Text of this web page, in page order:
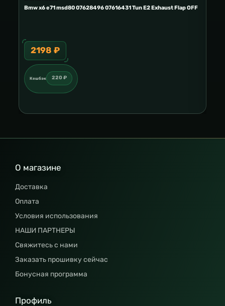
Bmw x6 e71 msd80 07628496 07616431 Tun E2 Exhaust Flap OFF
2198 ₽
Кешбэк 220 ₽
О магазине
Доставка
Оплата
Условия использования
НАШИ ПАРТНЕРЫ
Свяжитесь с нами
Заказать прошивку сейчас
Бонусная программа
Профиль